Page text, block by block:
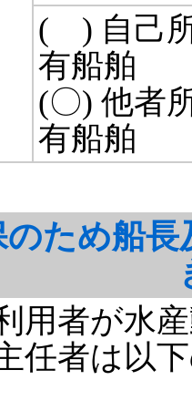
( ) 自己
有船舶
(〇) 他者
有船舶
ため船
用者が水
任者は以